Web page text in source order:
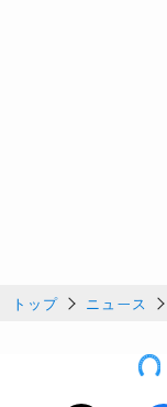
トップ ニュース